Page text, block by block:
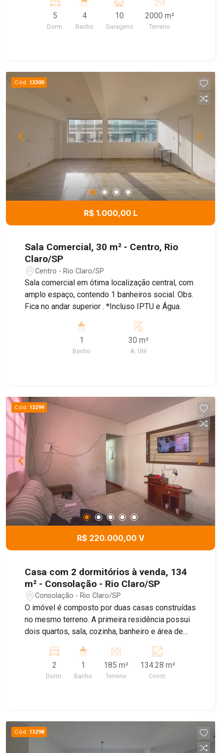
2.000 m², com 503 m² de área construída,
oferecendo conforto, funcionalidade e excelente
área externa com muito verde, pomar formado,
serviço (lavanderia). - Pavimento Inferior Sala;
Cozinha; 2 dormitórios; Banheiro; Área de serviço
(lavanderia); Sauna seca (inacabada). - Área
Externa Espaço gourmet com blindex.
Churrasqueira Quarto de apoio; Banheiro; Banheiro
social Ofurô Garagem coberta para 2 veículos
com portão eletrônico Entrada lateral ampla,
espaço descoberto para estacionamento de
diversos veículos; Quintal totalmente gramado;
Pomar formado. Documentação em ordem, apta
para financiamento.
5
Dorm.
4
Banho
10
Garagens
2000 m²
Terreno
Cód. 13300
R$ 1.000,00 L
Sala Comercial, 30 m² - Centro, Rio
Claro/SP
Centro - Rio Claro/SP
Sala comercial em ótima localização central, com
amplo espaço, contendo 1 banheiros social. Obs.
Fica no andar superior . *Incluso IPTU e Água.
1
Banho
30 m²
A. Útil
Cód. 13299
R$ 220.000,00 V
Casa com 2 dormitórios à venda, 134
m² - Consolação - Rio Claro/SP
Consolação - Rio Claro/SP
O imóvel é composto por duas casas construídas
no mesmo terreno. A primeira residência possui
dois quartos, sala, cozinha, banheiro e área de
dormitório, sala, cozinha, banheiro e área de
serviço, oferecendo uma opção independente de
moradia no mesmo terreno.
2
Dorm.
1
Banho
185 m²
Terreno
134.28 m²
Const.
Cód. 13298